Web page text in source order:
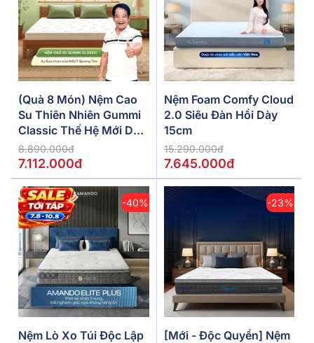
(Quà 8 Món) Nệm Cao
Su Thiên Nhiên Gummi
Classic Thế Hệ Mới Dày
5/10/15cm
8.890.000đ
7.112.000đ
Nệm Foam Comfy Cloud
2.0 Siêu Đàn Hồi Dày
15cm
15.290.000đ
7.645.000đ
-40%
Nệm Lò Xo Túi Độc Lập
-23%
[Mới - Độc Quyền] Nệm